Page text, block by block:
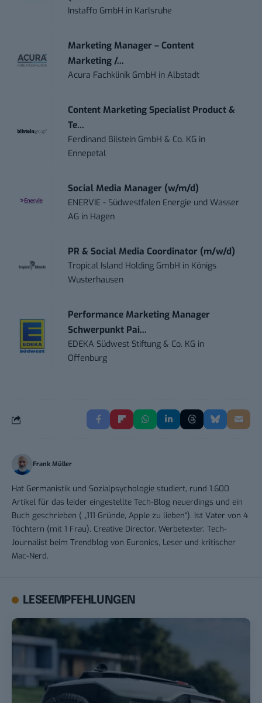
Instaffo GmbH in Karlsruhe
Marketing Manager – Content
Marketing /...
Acura Fachklinik GmbH inAlbstadt
Content Marketing Specialist Product &
Te...
Ferdinand Bilstein GmbH & Co. KG in
Ennepetal
Social Media Manager (w/m/d)
ENERVIE - Südwestfalen Energie und Wasser
AG in Hagen
PR & Social Media Coordinator (m/w/d)
Tropical Island Holding GmbH in Königs
Wusterhausen
Performance Marketing Manager
Schwerpunkt Pai...
EDEKA Südwest Stiftung & Co. KG in
Offenburg
Frank Müller
Hat Germanistik und Sozialpsychologie studiert, rund 1.600
Artikel für das leider eingestellte Tech-Blog neuerdings und ein
Buch geschrieben ( „111 Gründe, Apple zu lieben“). Ist Vater von 4
Töchtern (mit 1 Frau), Creative Director, Werbetexter, Tech-
Journalist beim Trendblog von Euronics, Leser und kritischer
Mac-Nerd.
LESEEMPFEHLUNGEN